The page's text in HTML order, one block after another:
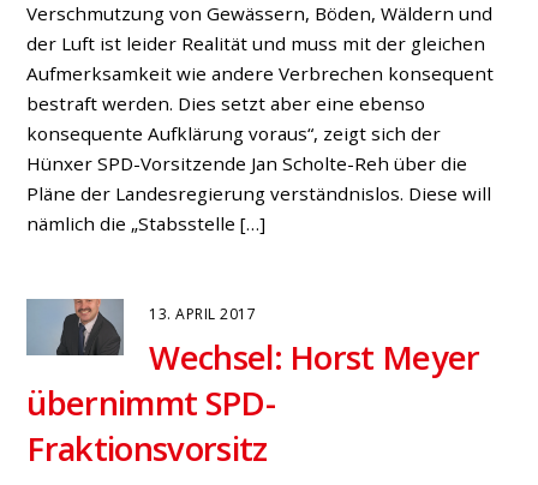
Verschmutzung von Gewässern, Böden, Wäldern und
der Luft ist leider Realität und muss mit der gleichen
Aufmerksamkeit wie andere Verbrechen konsequent
bestraft werden. Dies setzt aber eine ebenso
konsequente Aufklärung voraus“, zeigt sich der
Hünxer SPD-Vorsitzende Jan Scholte-Reh über die
Pläne der Landesregierung verständnislos. Diese will
nämlich die „Stabsstelle […]
13. APRIL 2017
Wechsel: Horst Meyer
übernimmt SPD-
Fraktionsvorsitz